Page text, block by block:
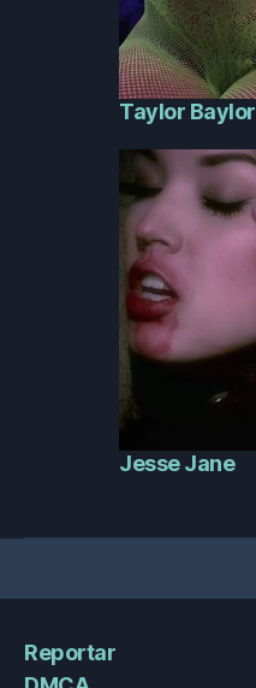
Taylor Baylor
Jesse Jane
Reportar